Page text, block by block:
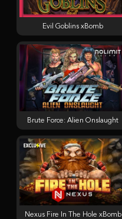
Nexus Fire In The Hole xBomb
Brute Force: Alien Onslaught
Evil Goblins xBomb